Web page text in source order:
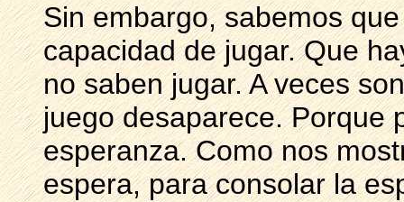
Sin embargo, sabemos
capacidad de jugar. Que
no saben jugar. A veces
juego desaparece. Porque
esperanza. Como nos
espera, para consolar la